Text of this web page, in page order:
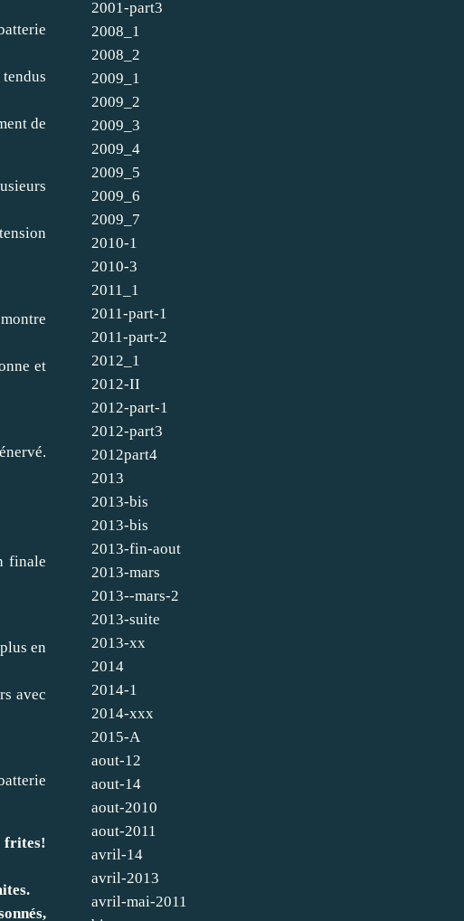
de
et
finale
en
avec
frites!
2001-part3
2008_1
2008_2
2009_1
2009_2
2009_3
2009_4
2009_5
2009_6
2009_7
2010-1
2010-3
2011_1
2011-part-1
2011-part-2
2012_1
2012-II
2012-part-1
2012-part3
2012part4
2013
2013-bis
2013-bis
2013-fin-aout
2013-mars
2013--mars-2
2013-suite
2013-xx
2014
2014-1
2014-xxx
2015-A
aout-12
aout-14
aout-2010
aout-2011
avril-14
avril-2013
avril-mai-2011